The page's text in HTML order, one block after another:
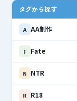
タグから探す
A AA制作
F Fate
N NTR
R R18